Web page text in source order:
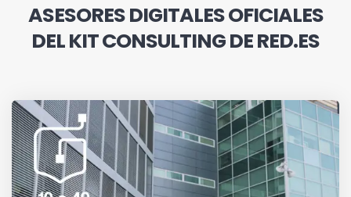
ASESORES DIGITALES OFICIALES
DEL KIT CONSULTING DE RED.ES